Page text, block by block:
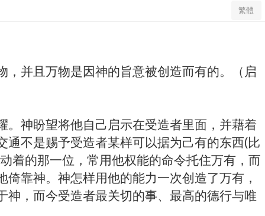
繁體
并且万物是因神的旨意被创造而有的。（启
神盼望将他自己启示在受造者里面，并藉着
不是赐予受造者某样可以据为己有的东西(比
着的那一位，常用他权能的命令托住万有，而
靠神。神怎样用他的能力一次创造了万有，
，而今受造者最关切的事、最高的德行与唯